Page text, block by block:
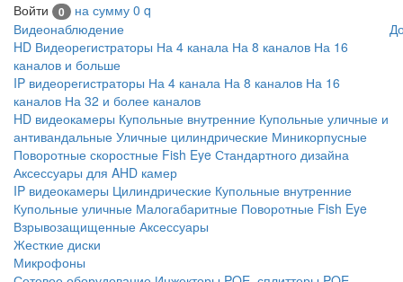
Войти 0 на сумму 0 q
Видеонаблюдение
HD Видеорегистраторы На 4 канала На 8 каналов На 16
каналов и больше
IP видеорегистраторы На 4 канала На 8 каналов На 16
каналов На 32 и более каналов
HD видеокамеры Купольные внутренние Купольные уличные и
антивандальные Уличные цилиндрические Миникорпусные
Поворотные скоростные Fish Eye Стандартного дизайна
Аксессуары для AHD камер
IP видеокамеры Цилиндрические Купольные внутренние
Купольные уличные Малогабаритные Поворотные Fish Eye
Взрывозащищенные Аксессуары
Жесткие диски
Микрофоны